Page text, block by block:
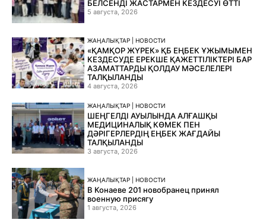
БЕЛСЕНДІ ЖАСТАРМЕН КЕЗДЕСУІ ӨТТІ
5 августа, 2026
ЖАҢАЛЫҚТАР | НОВОСТИ
«ҚАМҚОР ЖҮРЕК» ҚБ ЕҢБЕК ҰЖЫМЫМЕН
КЕЗДЕСУДЕ ЕРЕКШЕ ҚАЖЕТТІЛІКТЕРІ БАР
АЗАМАТТАРДЫ ҚОЛДАУ МӘСЕЛЕЛЕРІ
ТАЛҚЫЛАНДЫ
4 августа, 2026
ЖАҢАЛЫҚТАР | НОВОСТИ
ШЕҢГЕЛДІ АУЫЛЫНДА АЛҒАШҚЫ
МЕДИЦИНАЛЫҚ КӨМЕК ПЕН
ДӘРІГЕРЛЕРДІҢ ЕҢБЕК ЖАҒДАЙЫ
ТАЛҚЫЛАНДЫ
3 августа, 2026
ЖАҢАЛЫҚТАР | НОВОСТИ
В Конаеве 201 новобранец принял
военную присягу
1 августа, 2026